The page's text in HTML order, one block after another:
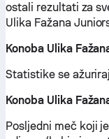
ostali rezultati za
Ulika Fažana
Konoba Ulika
Statistike se
Konoba Ulika
Posljedni meč koji